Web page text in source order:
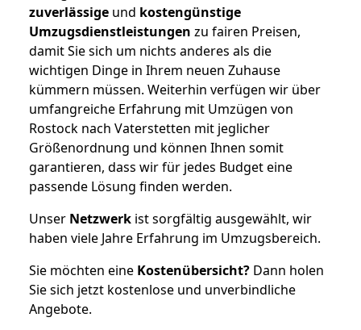
zuverlässige und kostengünstige
Umzugsdienstleistungen zu fairen Preisen,
damit Sie sich um nichts anderes als die
wichtigen Dinge in Ihrem neuen Zuhause
kümmern müssen. Weiterhin verfügen wir über
umfangreiche Erfahrung mit Umzügen von
Rostock nach Vaterstetten mit jeglicher
Größenordnung und können Ihnen somit
garantieren, dass wir für jedes Budget eine
passende Lösung finden werden.
Unser Netzwerk ist sorgfältig ausgewählt, wir
haben viele Jahre Erfahrung im Umzugsbereich.
Sie möchten eine Kostenübersicht? Dann holen
Sie sich jetzt kostenlose und unverbindliche
Angebote.